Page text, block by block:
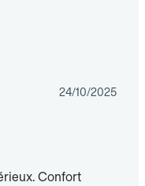
24/10/2025
Confort